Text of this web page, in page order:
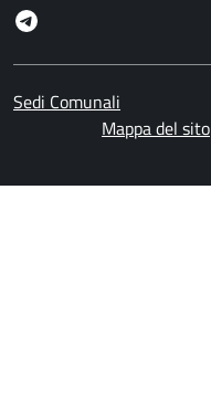
Sedi Comunali
Mappa del sito